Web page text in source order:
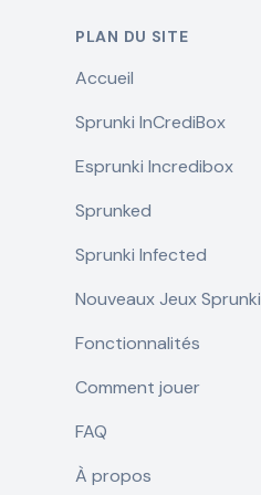
PLAN DU SITE
Accueil
Sprunki InCrediBox
Esprunki Incredibox
Sprunked
Sprunki Infected
Nouveaux Jeux Sprunki
Fonctionnalités
Comment jouer
FAQ
À propos